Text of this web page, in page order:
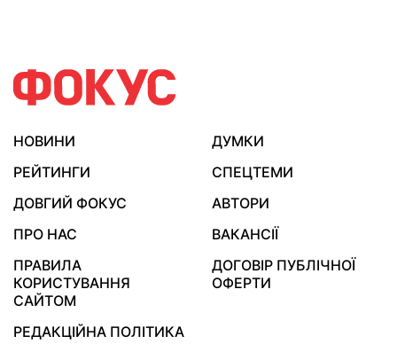
НОВИНИ
ДУМКИ
РЕЙТИНГИ
СПЕЦТЕМИ
ДОВГИЙ ФОКУС
АВТОРИ
ПРО НАС
ВАКАНСІЇ
ПРАВИЛА
КОРИСТУВАННЯ
САЙТОМ
ДОГОВІР ПУБЛІЧНОЇ
ОФЕРТИ
РЕДАКЦІЙНА ПОЛІТИКА